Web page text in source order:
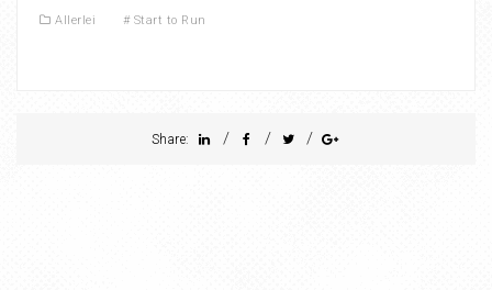
Allerlei # Start to Run
Share: / / /